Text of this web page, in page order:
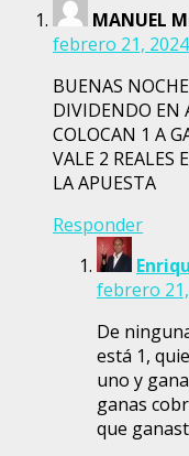
MANUEL
febrero 21,
BUENAS
DIVIDENDO EN
COLOCAN 1 A
VALE 2 REALES
LA APUESTA
Responder
febrero
De
está 1,
uno y
ganas
que